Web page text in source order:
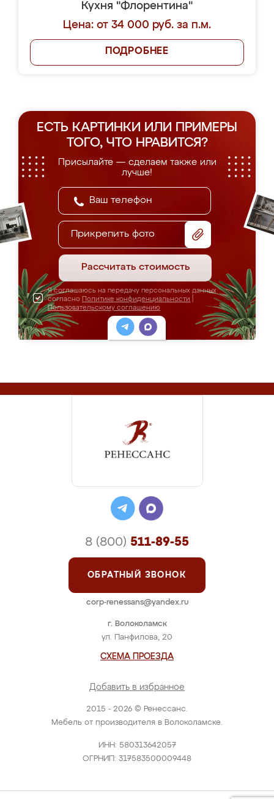
Кухня "Флорентина"
Цена: от 34 000 руб. за п.м.
ПОДРОБНЕЕ
ЕСТЬ КАРТИНКИ ИЛИ ПРИМЕРЫ
ТОГО, ЧТО НРАВИТСЯ?
Присылайте — сделаем также или
лучше!
Прикрепить фото
Рассчитать стоимость
Я соглашаюсь на передачу персональных данных
согласно Политике конфиденциальности
Пользовательскому соглашению
2015 - 2026 © Ренессанс.
Мебель от производителя в Волоколамске.
ИНН: 580313642057
ОГРНИП: 317583500009448
г. Волоколамск
ул. Панфилова, 20
СХЕМА ПРОЕЗДА
Добавить в избранное
8 (800) 511-89-55
ОБРАТНЫЙ ЗВОНОК
corp-renessans@yandex.ru